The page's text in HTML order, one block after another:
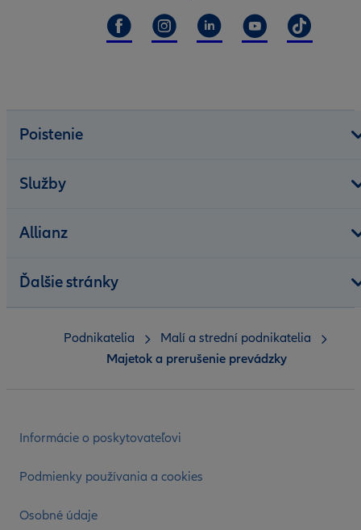
Poistenie
Služby
Allianz
Ďalšie stránky
Informácie o poskytovateľovi
Podmienky používania a cookies
Osobné údaje
Podnikatelia
Malí a strední podnikatelia
Majetok a prerušenie prevádzky